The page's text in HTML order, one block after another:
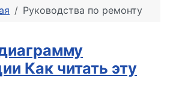
Руководства по ремонту
Как читать эту